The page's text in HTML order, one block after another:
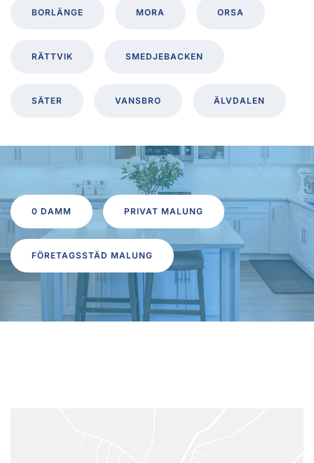
BORLÄNGE MORA ORSA
RÄTTVIK SMEDJEBACKEN
SÄTER VANSBRO ÄLVDALEN
0 DAMM PRIVAT MALUNG
FÖRETAGSSTÄD MALUNG